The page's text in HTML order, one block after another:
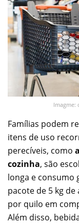
Imagme:
Famílias podem
itens de uso
perecíveis, como
cozinha, são
longa e consumo
pacote de 5 kg
por quilo em
Além disso,